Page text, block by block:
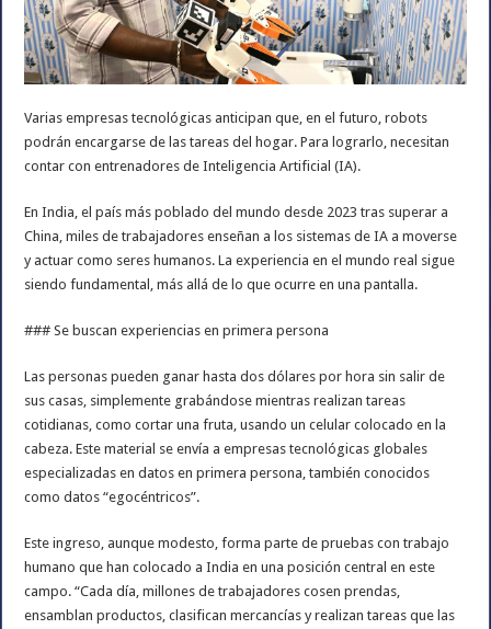
Varias empresas tecnológicas anticipan que, en el futuro, robots
podrán encargarse de las tareas del hogar. Para lograrlo, necesitan
contar con entrenadores de Inteligencia Artificial (IA).
En India, el país más poblado del mundo desde 2023 tras superar a
China, miles de trabajadores enseñan a los sistemas de IA a moverse
y actuar como seres humanos. La experiencia en el mundo real sigue
siendo fundamental, más allá de lo que ocurre en una pantalla.
### Se buscan experiencias en primera persona
Las personas pueden ganar hasta dos dólares por hora sin salir de
sus casas, simplemente grabándose mientras realizan tareas
cotidianas, como cortar una fruta, usando un celular colocado en la
cabeza. Este material se envía a empresas tecnológicas globales
especializadas en datos en primera persona, también conocidos
como datos “egocéntricos”.
Este ingreso, aunque modesto, forma parte de pruebas con trabajo
humano que han colocado a India en una posición central en este
campo. “Cada día, millones de trabajadores cosen prendas,
ensamblan productos, clasifican mercancías y realizan tareas que las